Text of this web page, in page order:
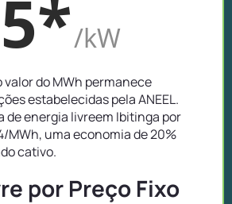
/kW
do MWh permanece
estabelecidas pela ANEEL.
de energia livreem Ibitinga por
MWh, uma economia de 20%
cativo.
por Preço Fixo